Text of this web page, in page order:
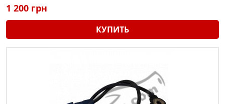
1 200 грн
КУПИТЬ